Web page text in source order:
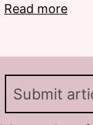
Read more
Submit